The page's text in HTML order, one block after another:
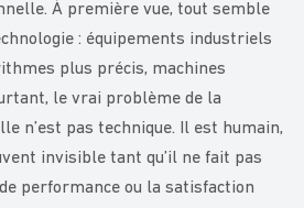
À première vue, tout semble
: équipements industriels
plus précis, machines
le vrai problème de la
n’est pas technique. Il est humain,
invisible tant qu’il ne fait pas
performance ou la satisfaction